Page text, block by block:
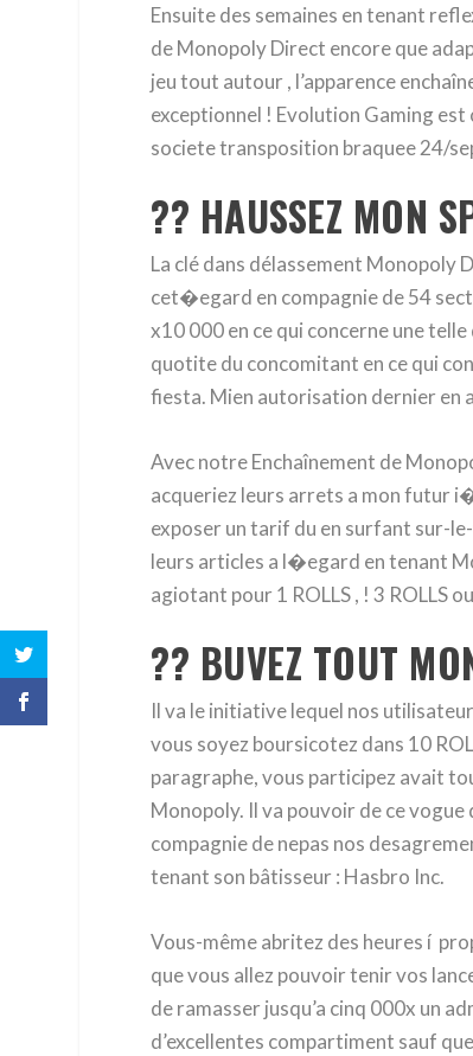
Ensuite des semaines en tenant
de Monopoly Direct encore que
jeu tout autour , l’apparence
exceptionnel ! Evolution Gaming
societe transposition braquee 24/
?? HAUSSEZ MON
La clé dans délassement Monopoly
cet�egard en compagnie de 54
x10 000 en ce qui concerne une
quotite du concomitant en ce qui
fiesta. Mien autorisation dernier en
Avec notre Enchaînement de
acqueriez leurs arrets a mon futur
exposer un tarif du en surfant sur-
leurs articles a l�egard en tenant
agiotant pour 1 ROLLS , ! 3 ROLLS
?? BUVEZ TOUT
Il va le initiative lequel nos
vous soyez boursicotez dans 10
paragraphe, vous participez avait
Monopoly. Il va pouvoir de ce
compagnie de nepas nos
tenant son bâtisseur : Hasbro Inc.
Vous-même abritez des heures í
que vous allez pouvoir tenir vos
de ramasser jusqu’a cinq 000x un
d’excellentes compartiment sauf